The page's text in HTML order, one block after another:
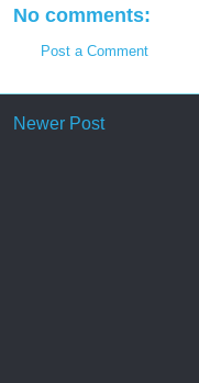
No comments:
Post a Comment
Newer Post